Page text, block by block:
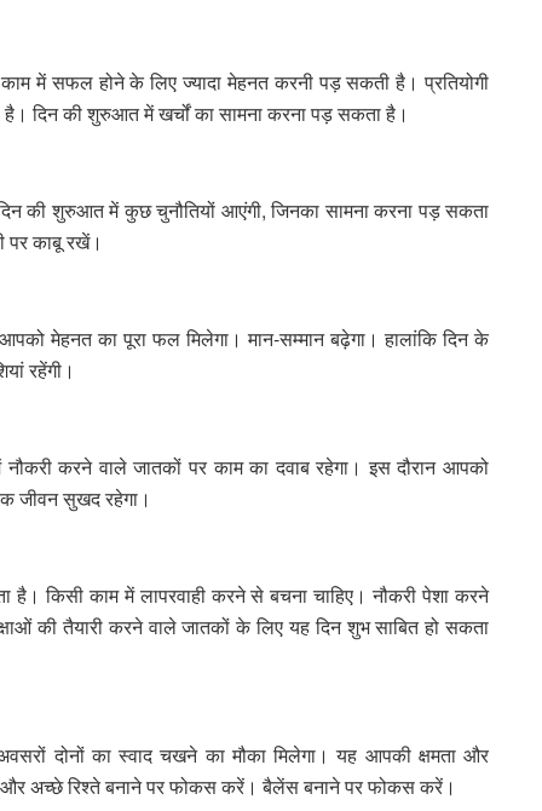
में सफल होने के लिए ज्यादा मेहनत करनी पड़ सकती है। प्रतियोगी
है। दिन की शुरुआत में खर्चों का सामना करना पड़ सकता है।
की शुरुआत में कुछ चुनौतियों आएंगी, जिनका सामना करना पड़ सकता
काबू रखें।
मेहनत का पूरा फल मिलेगा। मान-सम्मान बढ़ेगा। हालांकि दिन के
रहेंगी।
करने वाले जातकों पर काम का दवाब रहेगा। इस दौरान आपको
जीवन सुखद रहेगा।
किसी काम में लापरवाही करने से बचना चाहिए। नौकरी पेशा करने
की तैयारी करने वाले जातकों के लिए यह दिन शुभ साबित हो सकता
दोनों का स्वाद चखने का मौका मिलेगा। यह आपकी क्षमता और
अच्छे रिश्ते बनाने पर फोकस करें। बैलेंस बनाने पर फोकस करें।